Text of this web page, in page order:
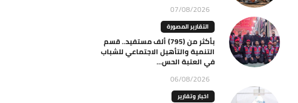
07/08/2026
التقارير المصورة
بأكثر من (795) ألف مستفيد.. قسم
التنمية والتأهيل الاجتماعي للشباب
في العتبة الحس...
06/08/2026
اخبار وتقارير